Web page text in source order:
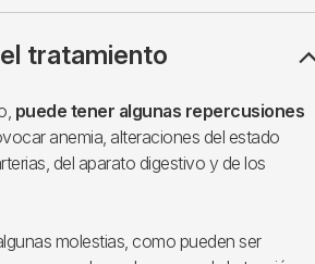
tratamiento
puede tener algunas repercusiones
anemia, alteraciones del estado
del aparato digestivo y de los
molestias, como pueden ser